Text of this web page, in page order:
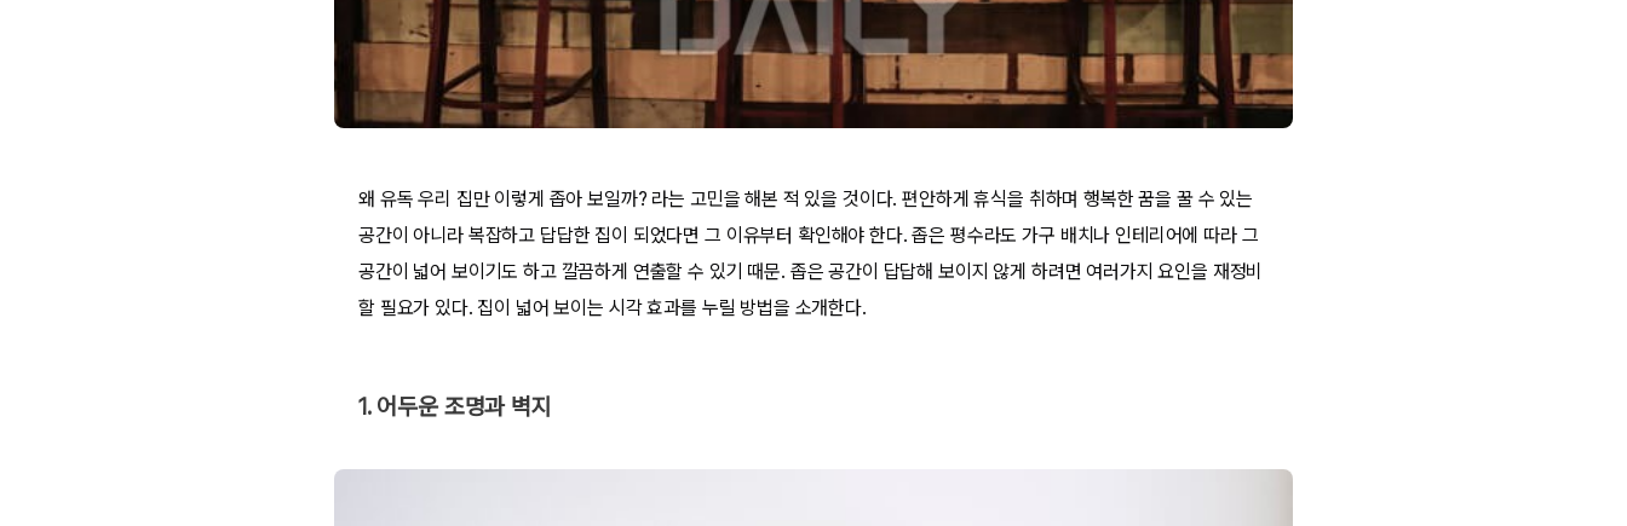
왜 유독 우리 집만 이렇게 좁아 보일까? 라는 고민을 해본 적 있을 것이다. 편안하게 휴식을 취하며 행복한 꿈을 꿀 수 있는
공간이 아니라 복잡하고 답답한 집이 되었다면 그 이유부터 확인해야 한다. 좁은 평수라도 가구 배치나 인테리어에 따라 그
공간이 넓어 보이기도 하고 깔끔하게 연출할 수 있기 때문. 좁은 공간이 답답해 보이지 않게 하려면 여러가지 요인을 재정비
할 필요가 있다. 집이 넓어 보이는 시각 효과를 누릴 방법을 소개한다.
1. 어두운 조명과 벽지